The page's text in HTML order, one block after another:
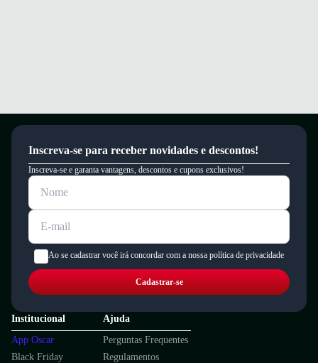
Inscreva-se para receber novidades e descontos!
Inscreva-se e garanta vantagens, descontos e cupons exclusivos!
Ao se cadastrar você irá concordar com a nossa política de privacidade
Cadastrar-se
Institucional
App Oscar
Black Friday
Ajuda
Perguntas Frequentes
Regulamentos